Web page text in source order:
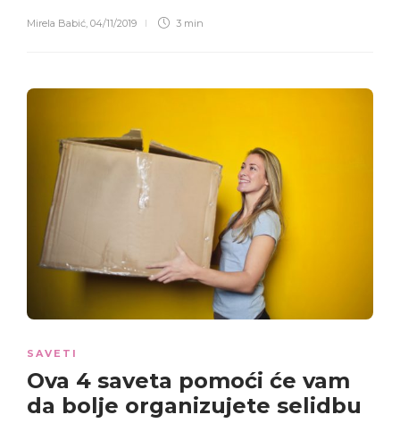
Mirela Babić, 04/11/2019 3 min
SAVETI
Ova 4 saveta pomoći će vam
da bolje organizujete selidbu